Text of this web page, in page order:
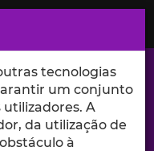
no Iscte
tecnologias
um conjunto
A
da utilização de
à